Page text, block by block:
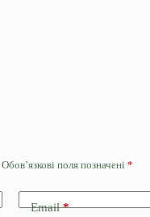
Обов’язкові поля позначені *
Email*